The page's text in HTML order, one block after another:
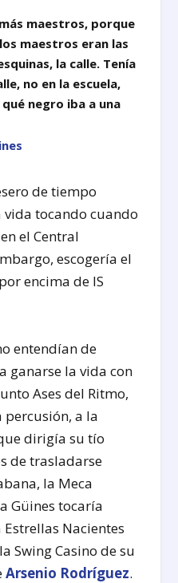
maestros, porque
maestros eran las
la calle. Tenía
no en la escuela,
negro iba a una
de tiempo
tocando cuando
el Central
escogería el
encima de lS
entendían de
ganarse la vida con
Ases del Ritmo,
percusión, a la
dirigía su tío
de trasladarse
la Meca
Güines tocaría
Nacientes
Swing Casino de su
Arsenio Rodríguez.